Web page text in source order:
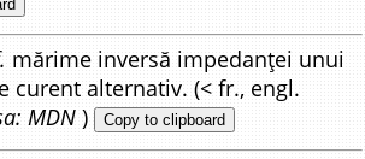
mărime inversă impedanței unui
curent alternativ. (< fr., engl.
MDN ) Copy to clipboard